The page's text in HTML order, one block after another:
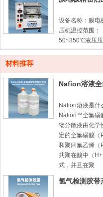
设备名称：膜电
压机温控范围：
50~350℃液压压
10ton计时器：
子交换膜（PEM
材料推荐
Nafion溶液
Nafion溶液是什
Nafion™全氟磺
物分散液由化学
定的全氟磺酸（
和聚四氟乙烯（
共聚在酸中（
式，并且在聚
氢气检测胶带